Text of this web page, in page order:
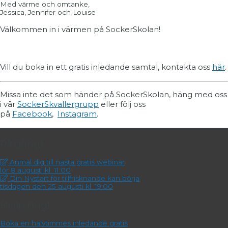
Med värme och omtanke,
Jessica, Jennifer och Louise
Välkommen in i värmen på SockerSkolan!
Vill du boka in ett gratis inledande samtal, kontakta oss här.
Missa inte det som händer på SockerSkolan, häng med oss
i vår SockerSkvallergrupp eller följ oss
på Facebook, Instagram.
Anmäl dig till nästa gratis webinar
lör 8 augusti kl. 11:00
Din Nystart för tillfrisknande kan börja
tisdagen den 25 augusti kl. 19:00
Boka en halvtimmes inledande gratis